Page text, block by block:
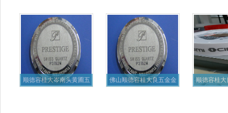
顺德容桂大岑南头黄圃五
佛山顺德容桂大良五金金
顺德容桂